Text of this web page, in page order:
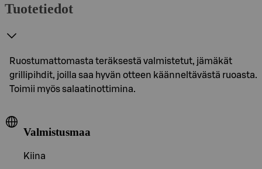
Tuotetiedot
Ruostumattomasta teräksestä valmistetut, jämäkät
grillipihdit, joilla saa hyvän otteen käänneltävästä ruoasta.
Toimii myös salaatinottimina.
Valmistusmaa
Kiina